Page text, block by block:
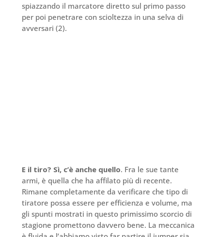
spiazzando il marcatore diretto sul primo passo
per poi penetrare con scioltezza in una selva di
avversari (2).
E il tiro? Sì, c’è anche quello. Fra le sue tante
armi, è quella che ha affilato più di recente.
Rimane completamente da verificare che tipo di
tiratore possa essere per efficienza e volume, ma
gli spunti mostrati in questo primissimo scorcio di
stagione promettono davvero bene. La meccanica